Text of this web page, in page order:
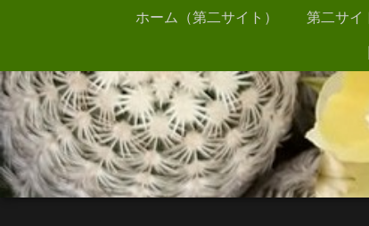
ホーム（第二サイト） 第二サイ